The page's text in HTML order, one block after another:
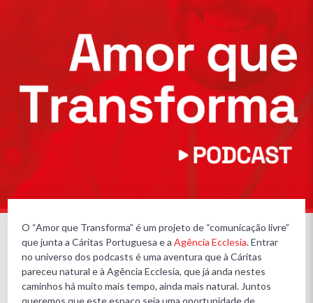
O “Amor que Transforma” é um projeto de “comunicação livre”
que junta a Cáritas Portuguesa e aAgência Ecclesia. Entrar
no universo dos podcasts é uma aventura que à Cáritas
pareceu natural e à Agência Ecclesia, que já anda nestes
caminhos há muito mais tempo, ainda mais natural. Juntos
queremos que este espaço seja uma oportunidade de